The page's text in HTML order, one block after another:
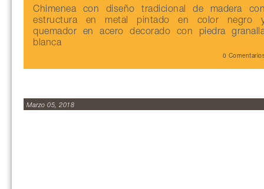
Chimenea con diseño tradicional de madera
estructura en metal pintado en color negro
quemador en acero decorado con piedra
blanca
0
Marzo 05, 2018